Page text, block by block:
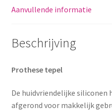
Aanvullende informatie
Beschrijving
Prothese tepel
De huidvriendelijke siliconen
afgerond voor makkelijk